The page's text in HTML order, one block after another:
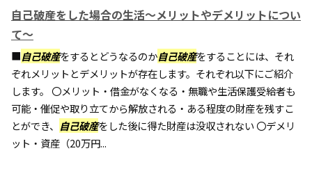
自己破産をした場合の生活～メリットやデメリットについ
て～
■自己破産をするとどうなるのか自己破産をすることには、それ
ぞれメリットとデメリットが存在します。それぞれ以下にご紹介
します。 〇メリット・借金がなくなる・無職や生活保護受給者も
可能・催促や取り立てから解放される・ある程度の財産を残すこ
とができ、 自己破産をした後に得た財産は没収されない 〇デメリ
ット・資産（20万円...